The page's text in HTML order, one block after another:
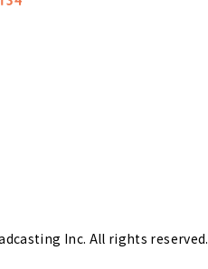
Inc. All rights reserved.